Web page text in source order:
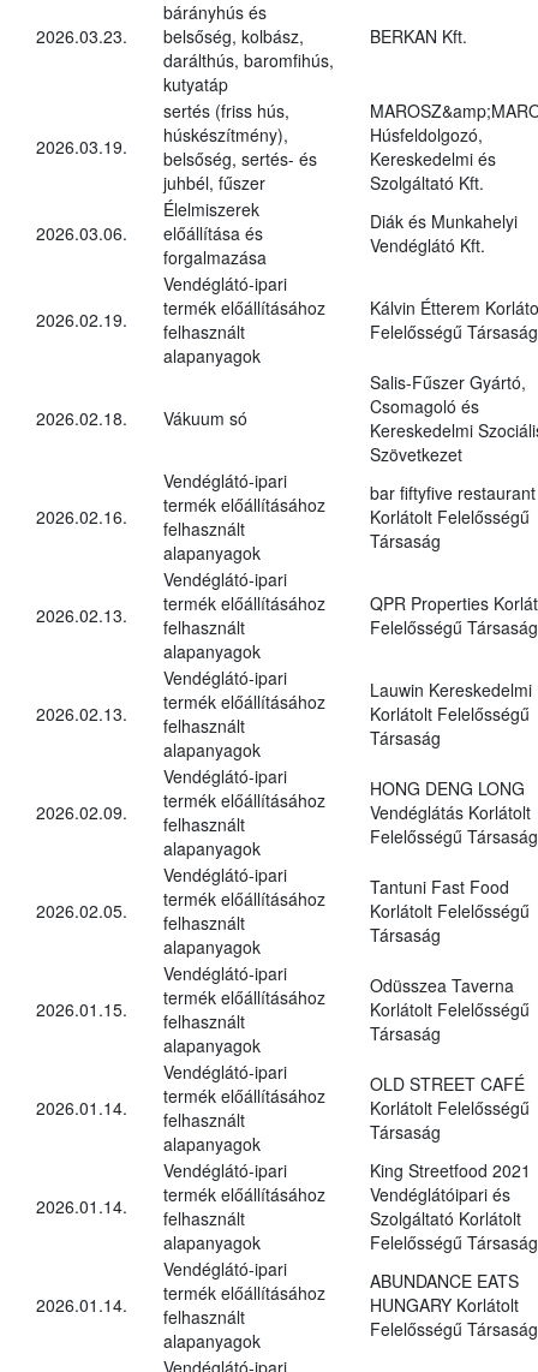
2026.03.23.
bárányhús és
belsőség, kolbász,
darálthús, baromfihús,
kutyatáp
BERKAN Kft.
2026.03.19.
sertés (friss hús,
húskészítmény),
belsőség, sertés- és
juhbél, fűszer
Húsfeldolgozó,
Kereskedelmi és
Szolgáltató Kft.
2026.03.06.
Élelmiszerek
előállítása és
forgalmazása
Diák és Munkahelyi
Vendéglátó Kft.
2026.02.19.
Vendéglátó-ipari
termék előállításához
felhasznált
alapanyagok
Kálvin Étterem
Felelősségű Társaság
2026.02.18. Vákuum só
Salis-Fűszer Gyártó,
Csomagoló és
Kereskedelmi
Szövetkezet
2026.02.16.
Vendéglátó-ipari
termék előállításához
felhasznált
alapanyagok
bar fiftyfive restaurant
Korlátolt Felelősségű
Társaság
2026.02.13.
Vendéglátó-ipari
termék előállításához
felhasznált
alapanyagok
QPR Properties
Felelősségű Társaság
2026.02.13.
Vendéglátó-ipari
termék előállításához
felhasznált
alapanyagok
Lauwin Kereskedelmi
Korlátolt Felelősségű
Társaság
2026.02.09.
Vendéglátó-ipari
termék előállításához
felhasznált
alapanyagok
HONG DENG LONG
Vendéglátás Korlátolt
Felelősségű Társaság
2026.02.05.
Vendéglátó-ipari
termék előállításához
felhasznált
alapanyagok
Tantuni Fast Food
Korlátolt Felelősségű
Társaság
2026.01.15.
Vendéglátó-ipari
termék előállításához
felhasznált
alapanyagok
Odüsszea Taverna
Korlátolt Felelősségű
Társaság
2026.01.14.
Vendéglátó-ipari
termék előállításához
felhasznált
alapanyagok
OLD STREET CAFÉ
Korlátolt Felelősségű
Társaság
2026.01.14.
Vendéglátó-ipari
termék előállításához
felhasznált
alapanyagok
King Streetfood 2021
Vendéglátóipari és
Szolgáltató Korlátolt
Felelősségű Társaság
2026.01.14.
Vendéglátó-ipari
termék előállításához
felhasznált
alapanyagok
ABUNDANCE EATS
HUNGARY Korlátolt
Felelősségű Társaság
Vendéglátó-ipari